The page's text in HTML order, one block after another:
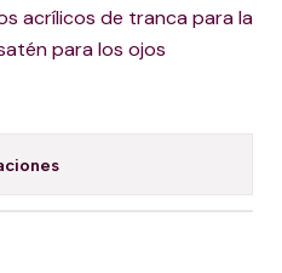
acrílicos de tranca para la
para los ojos